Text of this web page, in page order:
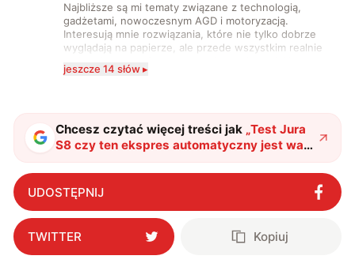
Najbliższe są mi tematy związane z technologią,
gadżetami, nowoczesnym AGD i motoryzacją.
Interesują mnie rozwiązania, które nie tylko dobrze
wyglądają na papierze, ale przede wszystkim realnie
wpływają na komfort, wygodę i sposób, w jaki
korzystamy z technologii na co dzień. Ukończyłam
muzykę.
jeszcze 14 słów ▸
Chcesz czytać więcej treści jak „Test Jura
S8 czy ten ekspres automatyczny jest wart
swojej ceny?"?
UDOSTĘPNIJ
TWITTER Kopiuj